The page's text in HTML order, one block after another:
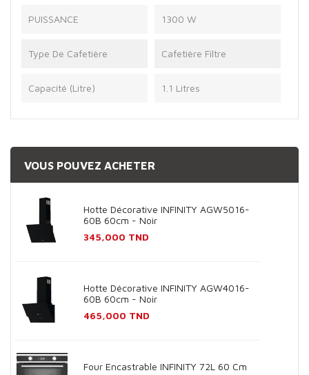
PUISSANCE 1300 W
Type De Cafetière Cafetière Filtre
Capacité (Litre) 1.1 Litres
VOUS POUVEZ ACHETER
Hotte Décorative INFINITY AGW5016-
60B 60cm - Noir
Prix
345,000 TND
Hotte Décorative INFINITY AGW4016-
60B 60cm - Noir
Prix
465,000 TND
Four Encastrable INFINITY 72L 60 Cm